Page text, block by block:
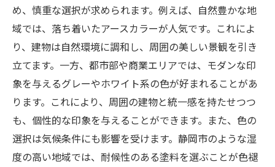
め、慎重な選択が求められます。例えば、自然豊かな地
域では、落ち着いたアースカラーが人気です。これによ
り、建物は自然環境に調和し、周囲の美しい景観を引き
立てます。一方、都市部や商業エリアでは、モダンな印
象を与えるグレーやホワイト系の色が好まれることがあ
ります。これにより、周囲の建物と統一感を持たせつつ
も、個性的な印象を与えることができます。また、色の
選択は気候条件にも影響を受けます。静岡市のような湿
度の高い地域では、耐候性のある塗料を選ぶことが色褪